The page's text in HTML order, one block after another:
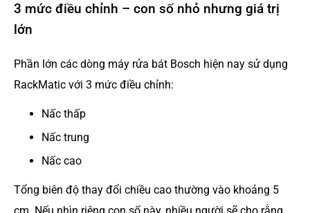
3 mức điều chỉnh – con số nhỏ nhưng giá trị
lớn
Phần lớn các dòng máy rửa bát Bosch hiện nay sử dụng
RackMatic với 3 mức điều chỉnh:
Nấc thấp
Nấc trung
Nấc cao
Tổng biên độ thay đổi chiều cao thường vào khoảng 5